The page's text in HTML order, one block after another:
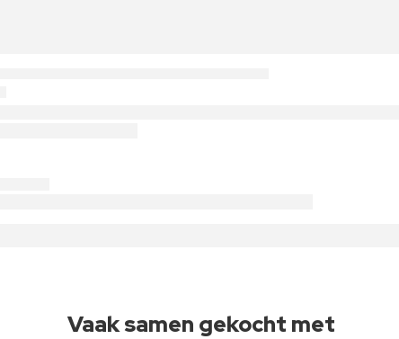
Vaak samen gekocht met